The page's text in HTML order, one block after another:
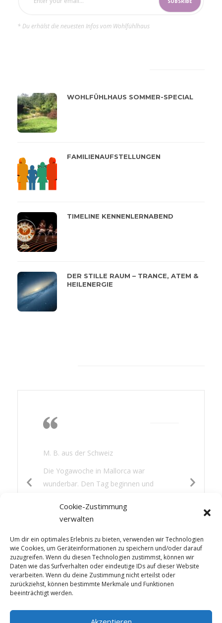
Cookie-Zustimmung
verwalten
Um dir ein optimales Erlebnis zu bieten, verwenden wir Technologien
wie Cookies, um Geräteinformationen zu speichern und/oder darauf
zuzugreifen. Wenn du diesen Technologien zustimmst, können wir
Daten wie das Surfverhalten oder eindeutige IDs auf dieser Website
verarbeiten. Wenn du deine Zustimmung nicht erteilst oder
zurückziehst, können bestimmte Merkmale und Funktionen
beeinträchtigt werden.
* Du erhälst die neuesten Infos vom Wohlfühlhaus
WOHLFÜHLHAUS SOMMER-SPECIAL
FAMILIENAUFSTELLUNGEN
TIMELINE KENNENLERNABEND
DER STILLE RAUM – TRANCE, ATEM &
HEILENERGIE
M. B. aus der Schweiz
Die Yogawoche in Mallorca war
wunderbar. Den Tag beginnen und
Erfahrung. Es hat mir gut getan: die
Wärme, das Nichtstun, lesen, gutes Essen
und etwas Sightseeing – die Mischung war
perfekt.